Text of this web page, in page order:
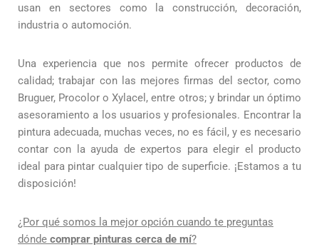
usan en sectores como la construcción, decoración,
industria o automoción.
Una experiencia que nos permite ofrecer productos de
calidad; trabajar con las mejores firmas del sector, como
Bruguer, Procolor o Xylacel, entre otros; y brindar un óptimo
asesoramiento a los usuarios y profesionales. Encontrar la
pintura adecuada, muchas veces, no es fácil, y es necesario
contar con la ayuda de expertos para elegir el producto
ideal para pintar cualquier tipo de superficie. ¡Estamos a tu
disposición!
¿Por qué somos la mejor opción cuando te preguntas
dónde comprar pinturas cerca de mí?